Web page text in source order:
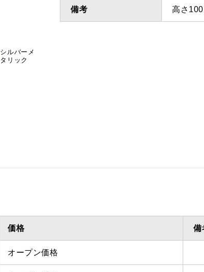
シルバーメ
タリック
備考 高さ
価格 備
オープン価格